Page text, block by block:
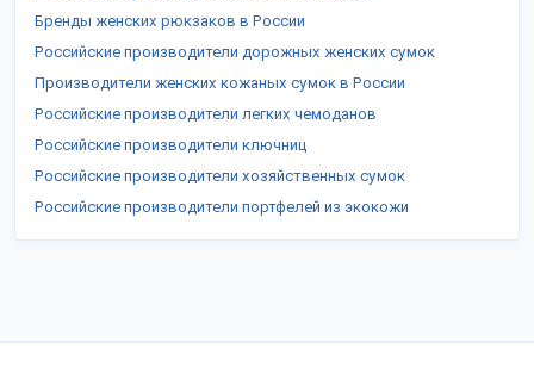
Бренды женских рюкзаков в России
Российские производители дорожных женских сумок
Производители женских кожаных сумок в России
Российские производители легких чемоданов
Российские производители ключниц
Российские производители хозяйственных сумок
Российские производители портфелей из экокожи